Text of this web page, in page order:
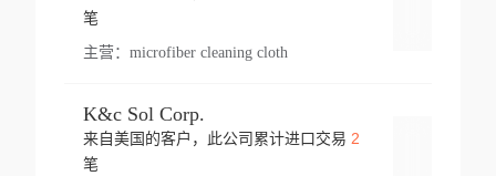
笔
主营： microfiber cleaning cloth
K&c Sol Corp.
来自美国的客户，此公司累计进口交易 2
笔